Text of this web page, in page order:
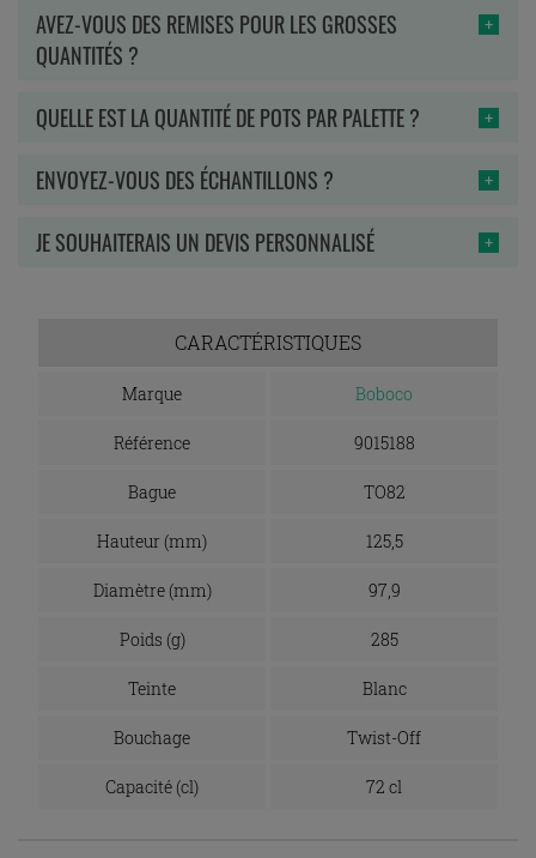
AVEZ-VOUS DES REMISES POUR LES GROSSES
QUANTITÉS ?
QUELLE EST LA QUANTITÉ DE POTS PAR PALETTE ?
ENVOYEZ-VOUS DES ÉCHANTILLONS ?
JE SOUHAITERAIS UN DEVIS PERSONNALISÉ
CARACTÉRISTIQUES
Marque Boboco
Référence 9015188
Bague TO82
Hauteur (mm) 125,5
Diamètre (mm) 97,9
Poids (g) 285
Teinte Blanc
Bouchage Twist-Off
Capacité (cl) 72 cl